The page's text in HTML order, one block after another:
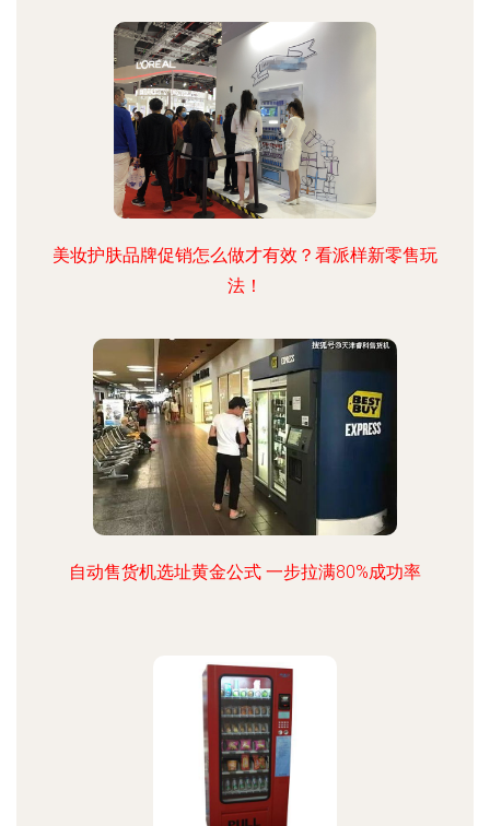
美妆护肤品牌促销怎么做才有效？看派样新零售玩
法！
自动售货机选址黄金公式 一步拉满80%成功率